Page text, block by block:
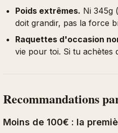
Poids extrêmes. Ni 345g
doit grandir, pas la force
Raquettes d'occasion
vie pour toi. Si tu achètes
Recommandations
Moins de 100€ : la